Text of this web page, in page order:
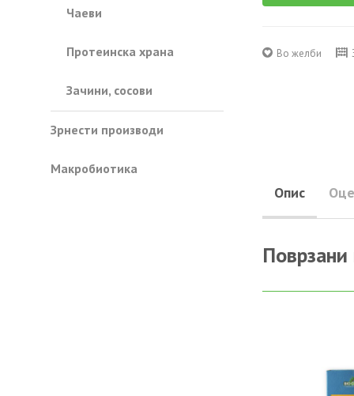
Чаеви
Протеинска храна
Зачини, сосови
Зрнести производи
Mакробиотика
Во желби
Опис